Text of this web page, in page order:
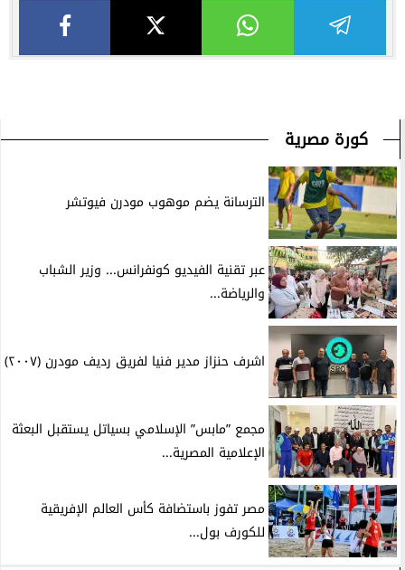
كورة مصرية
الترسانة يضم موهوب مودرن فيوتشر
عبر تقنية الفيديو كونفرانس... وزير الشباب
والرياضة...
اشرف حنزاز مدير فنيا لفريق رديف مودرن (٢٠٠٧)
مجمع ”مابس” الإسلامي بسياتل يستقبل البعثة
الإعلامية المصرية...
مصر تفوز باستضافة كأس العالم الإفريقية
للكورف بول...